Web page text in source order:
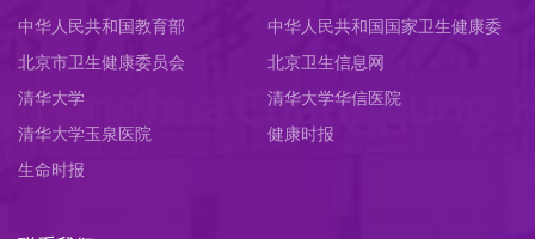
中华人民共和国教育部
中华人民共和国国家卫生健康委
员会
北京市卫生健康委员会
北京卫生信息网
清华大学
清华大学华信医院
清华大学玉泉医院
健康时报
生命时报